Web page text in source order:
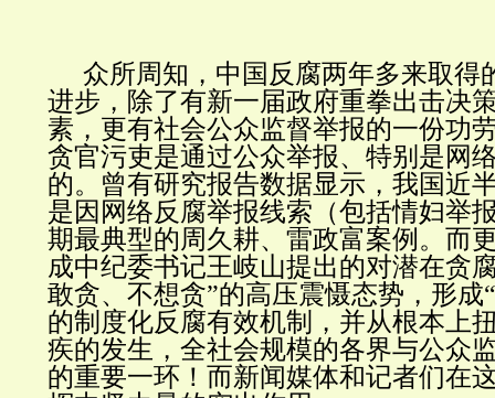
众所周知，中国反腐两年多来取得
进步，除了有新一届政府重拳出击决
素，更有社会公众监督举报的一份功
贪官污吏是通过公众举报、特别是网
的。曾有研究报告数据显示，我国近
是因网络反腐举报线索（包括情妇举
期最典型的周久耕、雷政富案例。而
成中纪委书记王岐山提出的对潜在贪
敢贪、不想贪”的高压震慑态势，形成
的制度化反腐有效机制，并从根本上
疾的发生，全社会规模的各界与公众
的重要一环！而新闻媒体和记者们在